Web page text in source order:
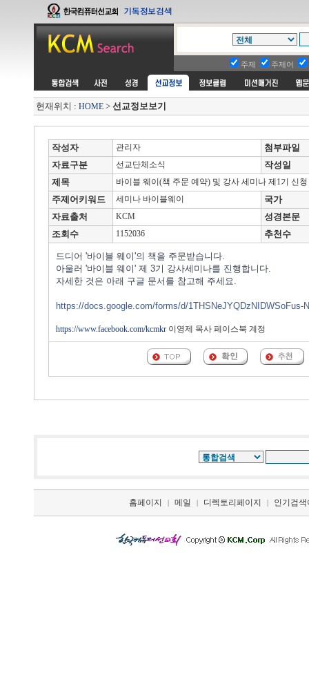
주제 주제어
현재위치 : HOME > 선교정보보기
작성자 관리자
첨부파일
자료구분
선교단체소식
작성일
제목
바이블 웨이(책 주문 예약) 및 강사 세미나 제1기 신청
주제어키워드 세미나 바이블웨이
국가
자료출처
KCM
성경본문
조회수
1152036 추천수
드디어 '바이블 웨이'의 책을 주문받습니다.
아울러 '바이블 웨이' 제 3기 강사세미나를 진행합니다.
자세한 것은 아래 구글 문서를 참고해 주세요.
https://docs.google.com/forms/d/
https://www.facebook.com/kcmkr이영제 목사 페이스북 계정
홈페이지 | 메일 | 디렉토리페이지 | 인기검색